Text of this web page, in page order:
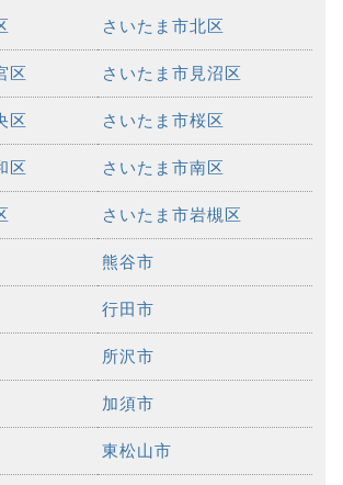
さいたま市北区
区 さいたま市見沼区
区 さいたま市桜区
区 さいたま市南区
さいたま市岩槻区
熊谷市
行田市
所沢市
加須市
東松山市